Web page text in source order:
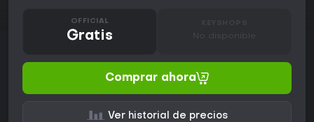
OFFICIAL
Gratis No disponible
Comprar ahora
Ver historial de precios